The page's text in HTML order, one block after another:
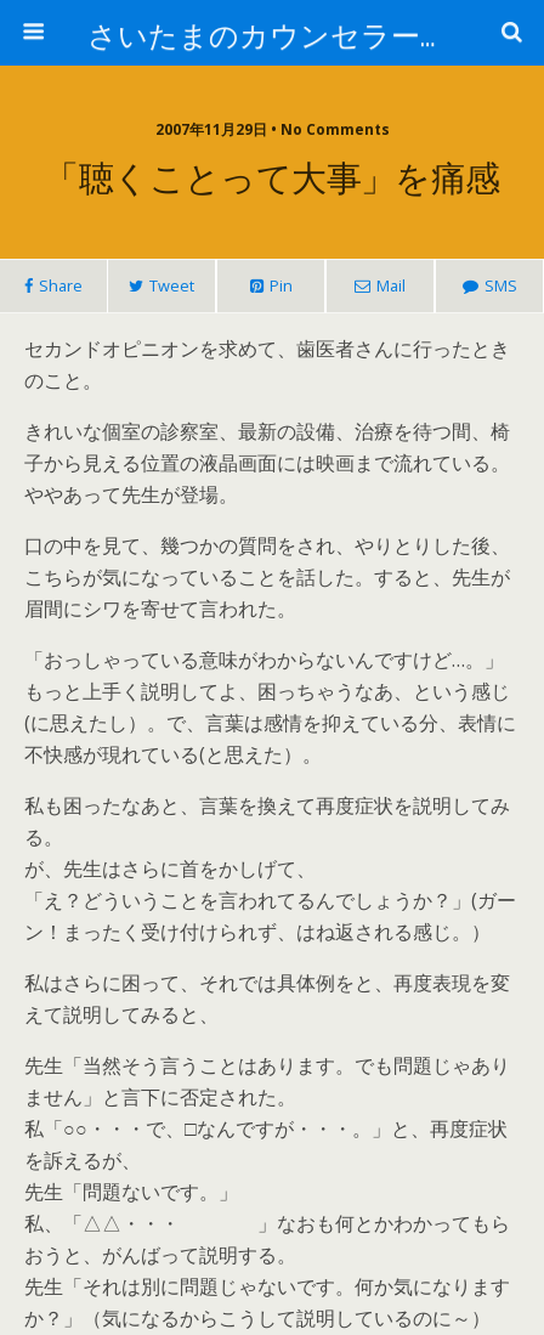
さいたまのカウンセラー日記
2007年11月29日 • No Comments
「聴くことって大事」を痛感
Share Tweet Pin Mail SMS
セカンドオピニオンを求めて、歯医者さんに行ったとき
のこと。
きれいな個室の診察室、最新の設備、治療を待つ間、椅
子から見える位置の液晶画面には映画まで流れている。
ややあって先生が登場。
口の中を見て、幾つかの質問をされ、やりとりした後、
こちらが気になっていることを話した。すると、先生が
眉間にシワを寄せて言われた。
「おっしゃっている意味がわからないんですけど…。」
もっと上手く説明してよ、困っちゃうなあ、という感じ
(に思えたし）。で、言葉は感情を抑えている分、表情に
不快感が現れている(と思えた）。
私も困ったなあと、言葉を換えて再度症状を説明してみ
る。
が、先生はさらに首をかしげて、
「え？どういうことを言われてるんでしょうか？」(ガー
ン！まったく受け付けられず、はね返される感じ。）
私はさらに困って、それでは具体例をと、再度表現を変
えて説明してみると、
先生「当然そう言うことはあります。でも問題じゃあり
ません」と言下に否定された。
私「○○・・・で、□なんですが・・・。」と、再度症状
を訴えるが、
先生「問題ないです。」
私、「△△・・・ 」なおも何とかわかってもら
おうと、がんばって説明する。
先生「それは別に問題じゃないです。何か気になります
か？」（気になるからこうして説明しているのに～）